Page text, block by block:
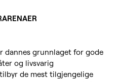
dannes grunnlaget for gode
og livsvarig
de mest tilgjengelige